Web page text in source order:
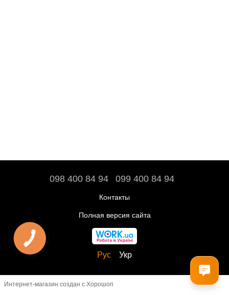
098 400 84 94‬ 099 400 84 94
Контакты
Полная версия сайта
Рус Укр
Интернет-магазин создан с Хорошоп